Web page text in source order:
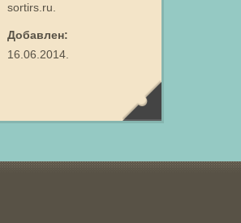
sortirs.ru.
Добавлен:
16.06.2014.